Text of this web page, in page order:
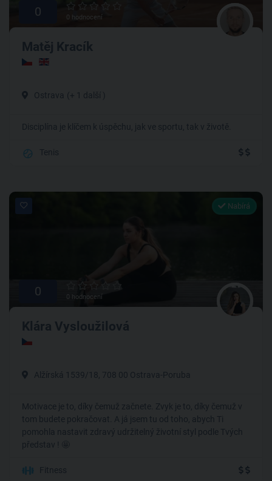
0 0 hodnocení
Matěj Kracík
Ostrava (+ 1 další )
Disciplína je klíčem k úspěchu, jak ve sportu, tak v životě.
Tenis
Nabírá
0 0 hodnocení
Klára Vysloužilová
Alžírská 1539/18, 708 00 Ostrava-Poruba
Motivace je to, díky čemuž začnete. Zvyk je to, díky čemuž v
tom budete pokračovat. A já jsem tu od toho, abych Ti
pomohla nastavit zdravý udržitelný životní styl podle Tvých
představ ! 🤩
Fitness